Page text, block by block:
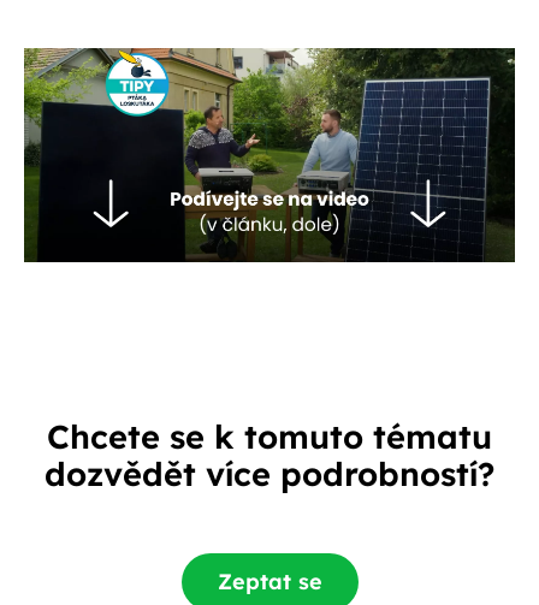
Chcete se k tomuto tématu
dozvědět více podrobností?
Zeptat se